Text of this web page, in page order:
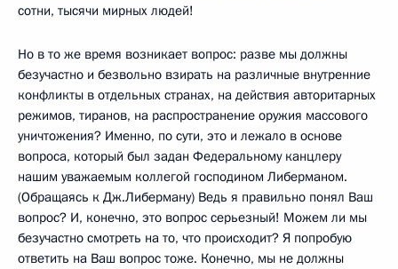
сотни, тысячи мирных людей!
Но в то же время возникает вопрос: разве мы должны
безучастно и безвольно взирать на различные внутренние
конфликты в отдельных странах, на действия авторитарных
режимов, тиранов, на распространение оружия массового
уничтожения? Именно, по сути, это и лежало в основе
вопроса, который был задан Федеральному канцлеру
нашим уважаемым коллегой господином Либерманом.
(Обращаясь к Дж.Либерману) Ведь я правильно понял Ваш
вопрос? И, конечно, это вопрос серьезный! Можем ли мы
безучастно смотреть на то, что происходит? Я попробую
ответить на Ваш вопрос тоже. Конечно, мы не должны